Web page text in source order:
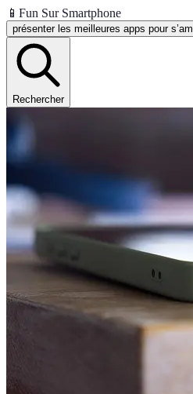
📱 Fun Sur Smartphone
présenter les meilleures apps pour
Rechercher